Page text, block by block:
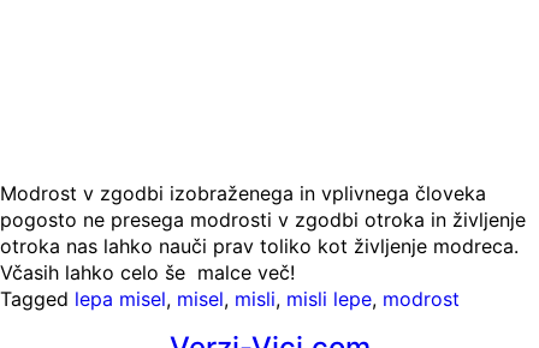
Modrost v zgodbi izobraženega in vplivnega človeka
pogosto ne presega modrosti v zgodbi otroka in življenje
otroka nas lahko nauči prav toliko kot življenje modreca.
Včasih lahko celo še malce več!
Tagged lepa misel, misel, misli, misli lepe, modrost